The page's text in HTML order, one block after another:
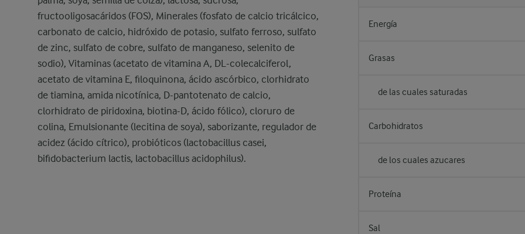
fructooligosacáridos (FOS), Minerales (fosfato de calcio tricálcico,
carbonato de calcio, hidróxido de potasio, sulfato ferroso, sulfato
de zinc, sulfato de cobre, sulfato de manganeso, selenito de
sodio), Vitaminas (acetato de vitamina A, DL-colecalciferol,
acetato de vitamina E, filoquinona, ácido ascórbico, clorhidrato
de tiamina, amida nicotínica, D-pantotenato de calcio,
clorhidrato de piridoxina, biotina-D, ácido fólico), cloruro de
colina, Emulsionante (lecitina de soya), saborizante, regulador de
acidez (ácido cítrico), probióticos (lactobacillus casei,
bifidobacterium lactis, lactobacillus acidophilus).
Energía
Grasas
de las cuales saturadas
Carbohidratos
de los cuales azucares
Proteína
Sal